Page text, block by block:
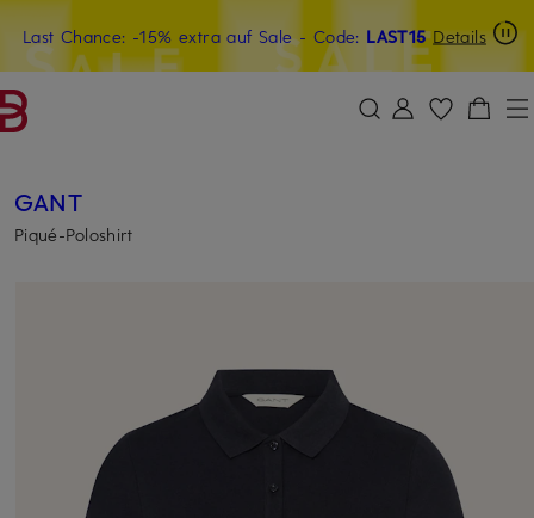
ZUM HAUPTINHALT ÜBERSPRINGEN ZUM SUCHFELD ÜBERSPRINGEN
Last Chance: -15% extra auf Sale- Code: LAST15 Details
20€-Willkommensgutschein mit Beyond sichern
GANT
Piqué-Poloshirt